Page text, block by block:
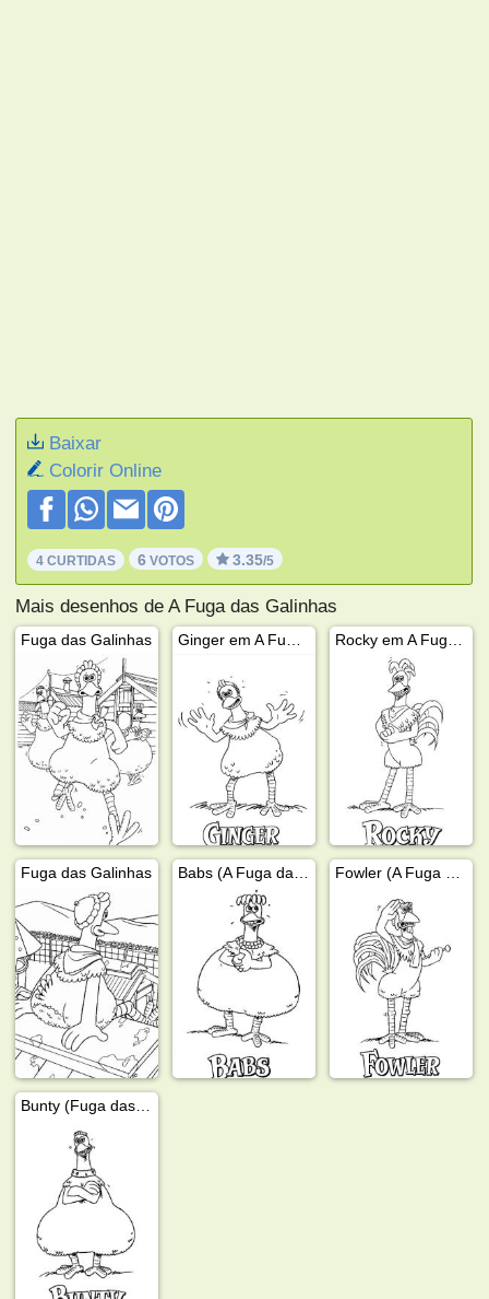
Baixar
Colorir Online
4 CURTIDAS 6 VOTOS 3.35/5
Mais desenhos de A Fuga das Galinhas
Fuga das Galinhas
Fuga das Galinhas